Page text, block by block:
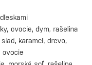
ovocie, dym, rašelina
karamel, drevo,
ovocie